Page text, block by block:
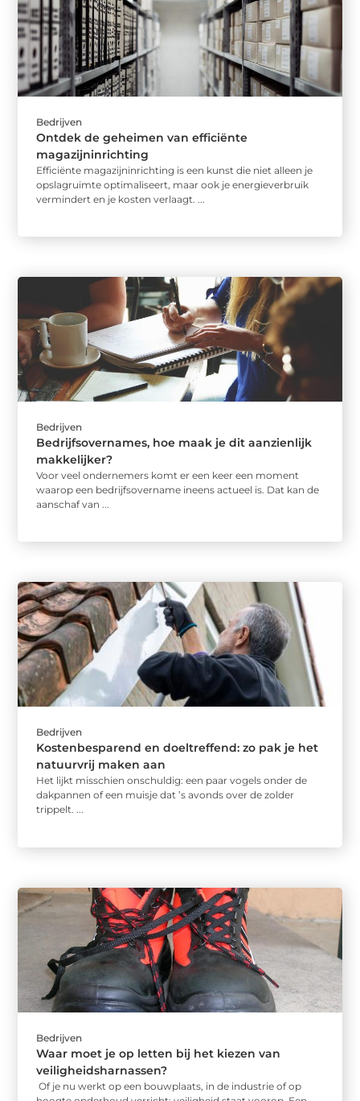
Bedrijven
Ontdek de geheimen van efficiënte
magazijninrichting
Efficiënte magazijninrichting is een kunst die niet alleen je
opslagruimte optimaliseert, maar ook je energieverbruik
vermindert en je kosten verlaagt. ...
Bedrijven
Bedrijfsovernames, hoe maak je dit aanzienlijk
makkelijker?
Voor veel ondernemers komt er een keer een moment
waarop een bedrijfsovername ineens actueel is. Dat kan de
aanschaf van ...
Bedrijven
Kostenbesparend en doeltreffend: zo pak je het
natuurvrij maken aan
Het lijkt misschien onschuldig: een paar vogels onder de
dakpannen of een muisje dat ’s avonds over de zolder
trippelt. ...
Bedrijven
Waar moet je op letten bij het kiezen van
veiligheidsharnassen?
Of je nu werkt op een bouwplaats, in de industrie of op